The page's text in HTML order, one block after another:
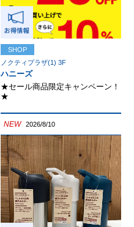
SHOP
ノクティプラザ(1) 3F
ハニーズ
★セール商品限定キャンペーン！
★
NEW 2026/8/10